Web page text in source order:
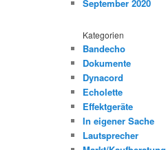
September 2020
Kategorien
Bandecho
Dokumente
Dynacord
Echolette
Effektgeräte
In eigener Sache
Lautsprecher